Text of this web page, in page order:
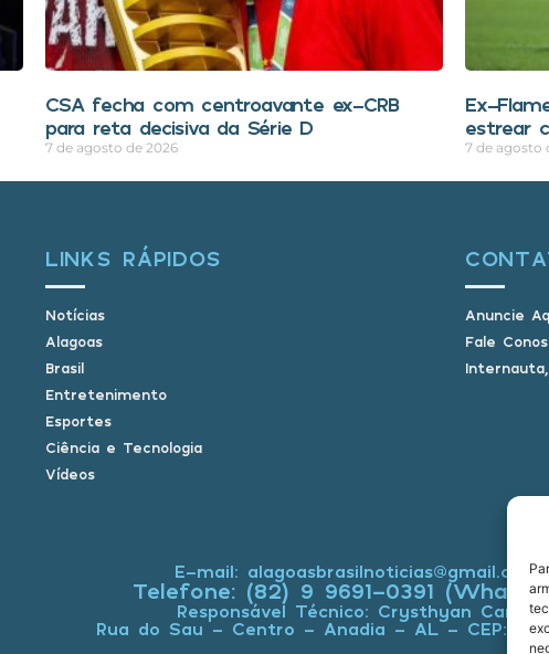
CSA fecha com centroavante ex-CRB
para reta decisiva da Série D
7 de agosto de 2026
Ex-
estrear
7 de agosto
LINKS RÁPIDOS
Notícias
Alagoas
Brasil
Entretenimento
Esportes
Ciência e Tecnologia
Vídeos
Anuncie
Fale
E-mail: alagoasbrasilnoticias@gmail.com
Telefone: (82) 9 9691-0391
Responsável Técnico: Crysthyan Carlos
Rua do Sau - Centro - Anadia - AL - CEP: